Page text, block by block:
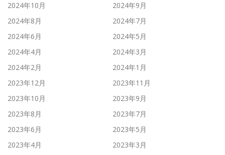
2024年10月
2024年9月
2024年8月
2024年7月
2024年6月
2024年5月
2024年4月
2024年3月
2024年2月
2024年1月
2023年12月
2023年11月
2023年10月
2023年9月
2023年8月
2023年7月
2023年6月
2023年5月
2023年4月
2023年3月